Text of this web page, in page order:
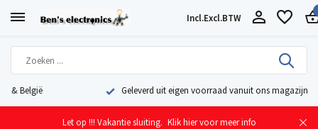
Incl.Excl.BTW
Geleverd uit eigen voorraad vanuit ons magazijn in Nederland
Let op !!! Vakantie sluiting. Klik hier voor meer info